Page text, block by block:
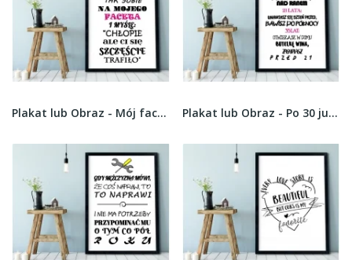
Plakat lub Obraz - Mój facet to szczęściarz Plakat lub Obraz - Po 30 już się tak nie imprezuje